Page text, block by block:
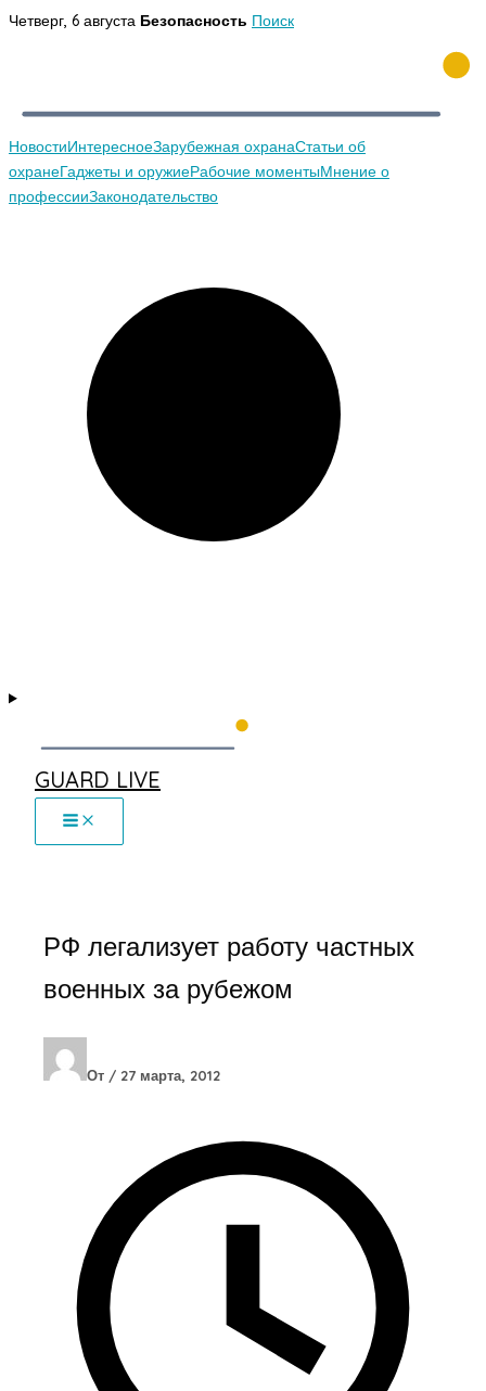
Перейти
Четверг, 6 августа Безопасность Поиск
НовостиИнтересноеЗарубежная охранаСтатьи об
охранеГаджеты и оружиеРабочие моментыМнение о
профессииЗаконодательство
GUARD LIVE
РФ легализует работу частных
военных за рубежом
От / 27 марта, 2012